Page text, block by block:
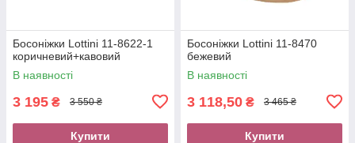
Босоніжки Lottini 11-8622-1
коричневий+кавовий
В наявності
3 195 ₴ 3 550 ₴
Купити
Босоніжки Lottini 11-8470
бежевий
В наявності
3 118,50 ₴ 3 465 ₴
Купити